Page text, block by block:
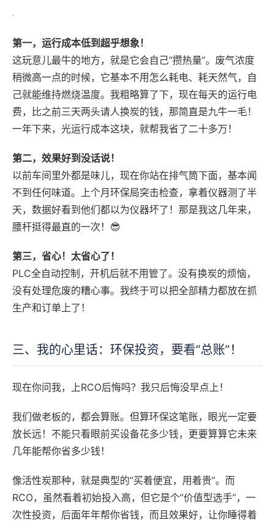
第一，运行成本低到超乎想象！
这玩意儿最牛的地方，就是它会自己“攒热量”。废气浓度
稍微高一点的时候，它基本不用怎么耗电、耗天然气，自
己就能维持燃烧温度。我粗略算了下，现在每天的运行电
费，比之前三天两头请人换炭的钱，那简直是九牛一毛！
一年下来，光运行成本这块，就帮我省了二十多万！
第二，效果好到没话说！
以前车间里外都是味儿，现在你站在排气筒下面，基本闻
不到任何味道。上个月环保局突击检查，拿着仪器测了半
天，数据好看到他们都以为仪器坏了！那是我这几年来，
腰杆挺得最直的一次！😎
第三，省心！太省心了！
PLC全自动控制，开机后就不用管了。没有换炭的烦恼，
没有处理危废的糟心事。我终于可以把全部精力都放在抓
生产和订单上了！
三、我的心里话：环保投资，要看“总账”！
现在你问我，上RCO后悔吗？我只后悔没早点上！
我们做老板的，都会算账。但算环保这笔账，眼光一定要
放长远！不能只看眼前买设备花多少钱，更要算算它未来
几年能帮你省多少钱！
像活性炭那种，就是典型的“买着便宜，用着贵”。而
RCO，虽然看着初始投入高，但它是个“价值型选手”，一
次性投资，后面年年帮你省钱，而且效果好，让你睡得着